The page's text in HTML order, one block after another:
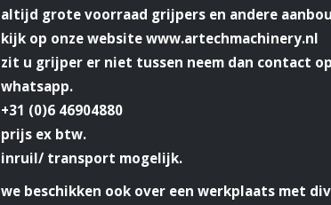
altijd grote voorraad grijpers en andere
kijk op onze website www.artechmachinery.nl
zit u grijper er niet tussen neem dan contact
whatsapp.
+31 (0)6 46904880
prijs ex btw.
inruil/ transport mogelijk.
we beschikken ook over een werkplaats met